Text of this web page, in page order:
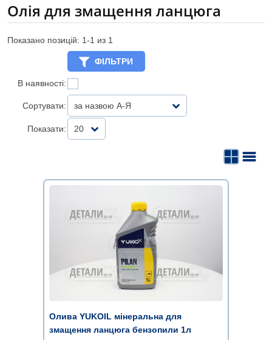
Олія для змащення ланцюга
Показано позицій: 1-1 из 1
ФІЛЬТРИ
В наявності:
Сортувати: за назвою А-Я
Показати: 20
Олива YUKOIL мінеральна для
змащення ланцюга бензопили 1л